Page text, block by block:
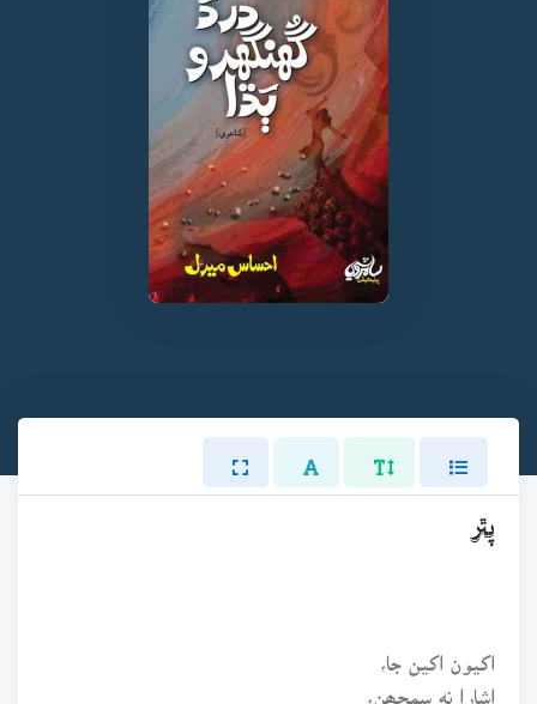
پٿر
اکيون اکين جا،
اشارا نه سمجھن،